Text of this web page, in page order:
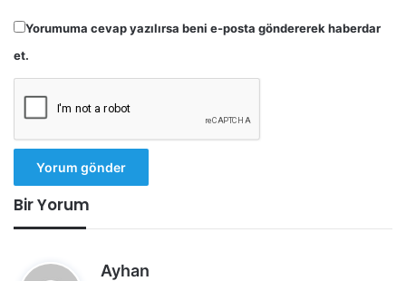
Yorumuma cevap yazılırsa beni e-posta göndererek haberdar
et.
Bir Yorum
Ayhan